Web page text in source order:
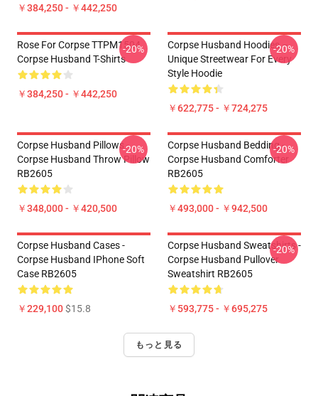
￥384,250 - ￥442,250
Rose For Corpse TTPM1504
Corpse Husband T-Shirts
￥384,250 - ￥442,250
-20%
Corpse Husband Hoodies –
Unique Streetwear For Every
Style Hoodie
￥622,775 - ￥724,275
-20%
Corpse Husband Pillows -
Corpse Husband Throw Pillow
RB2605
￥348,000 - ￥420,500
-20%
Corpse Husband Bedding -
Corpse Husband Comforter
RB2605
￥493,000 - ￥942,500
-20%
Corpse Husband Cases -
Corpse Husband IPhone Soft
Case RB2605
￥229,100$15.8
Corpse Husband Sweatshirts -
Corpse Husband Pullover
Sweatshirt RB2605
￥593,775 - ￥695,275
-20%
もっと見る